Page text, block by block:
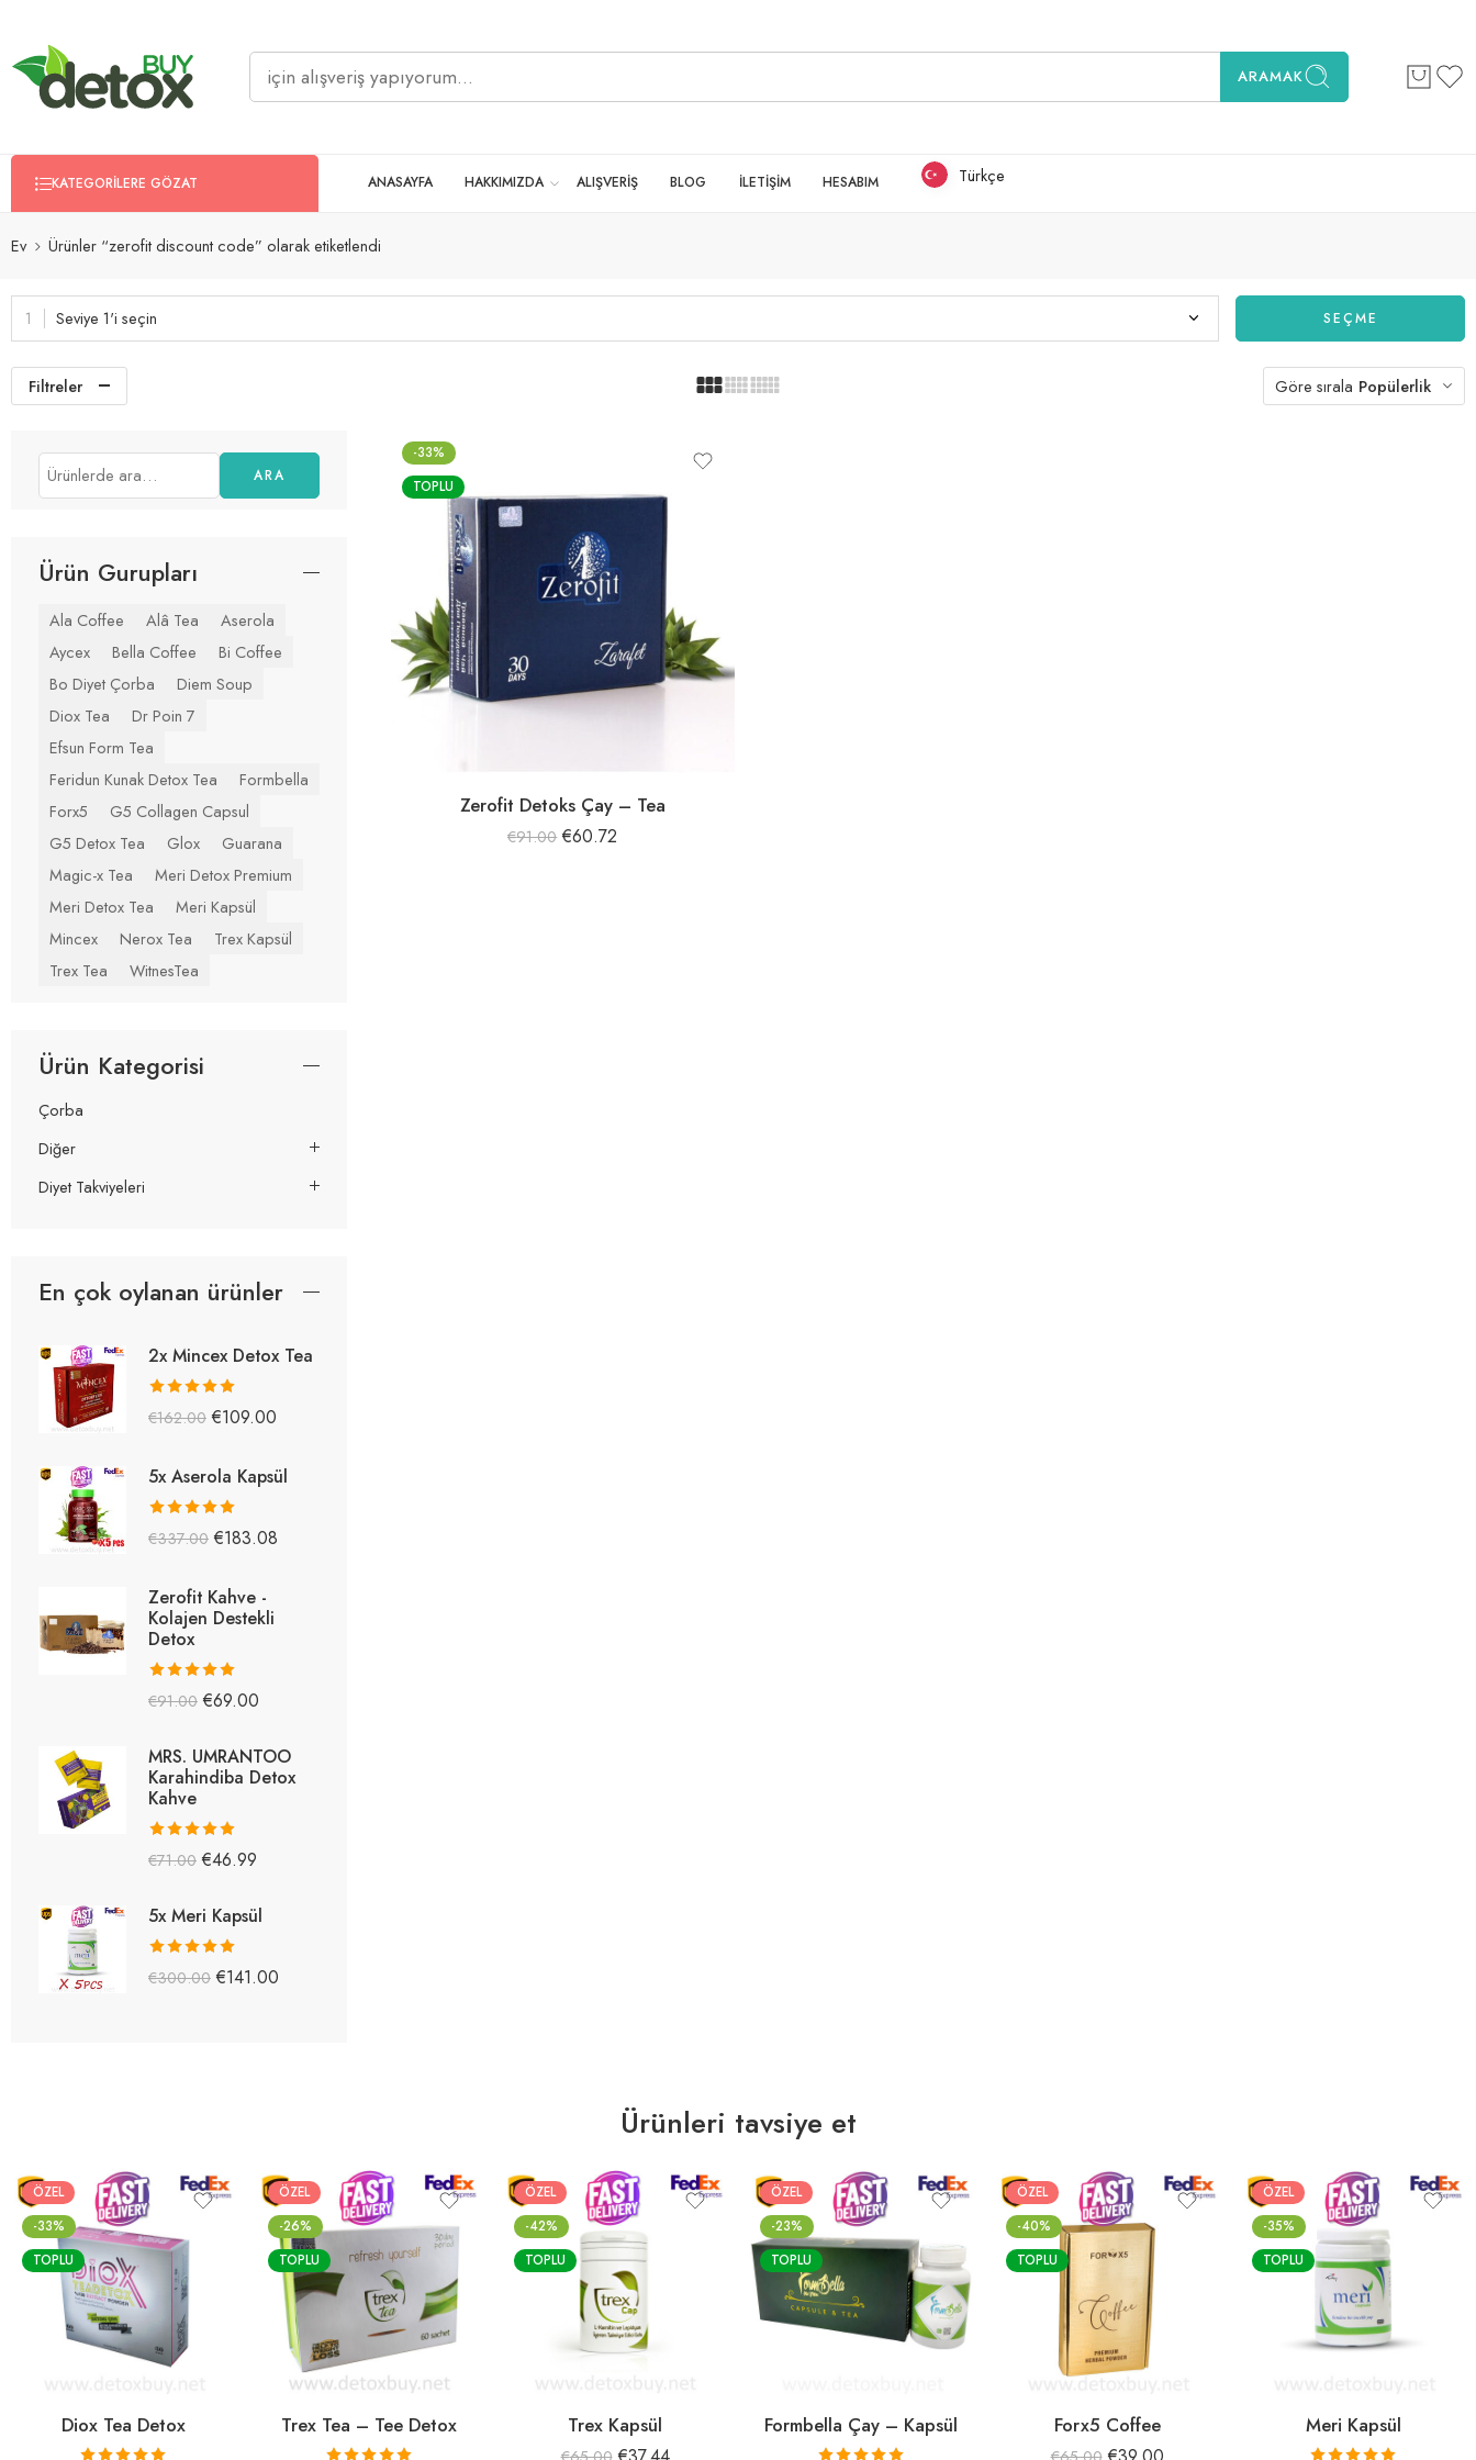
ARAMAK
KATEGORILERE GÖZAT ANASAYFA HAKKIMIZDA ALIŞVERİŞ BLOG İLETİŞİM HESABIM Türkçe
Ev Ürünler “zerofit discount code” olarak etiketlendi
Seviye 1'i seçin SEÇME
Filtreler Göre sırala Popülerlik
-33%
TOPLU
Zerofit Detoks Çay – Tea
€91.00 €60.72
ARA
Ürün Gurupları
Ala Coffee Alâ Tea
Aserola
Aycex
Bella Coffee
Bi Coffee
Bo Diyet Çorba
Diem Soup
Diox Tea
Dr Poin 7
Efsun Form Tea
Feridun Kunak Detox Tea
Formbella
Forx5
G5 Collagen Capsul
G5 Detox Tea
Glox
Guarana
Magic-x Tea
Meri Detox Premium
Meri Detox Tea
Meri Kapsül
Mincex
Nerox Tea
Trex Kapsül
Trex Tea
WitnesTea
Ürün Kategorisi
Çorba
Diğer
Diyet Takviyeleri
En çok oylanan ürünler
2x Mincex Detox Tea
5 üzerinden
€162.00 €109.00
5x Aserola Kapsül
5 üzerinden
€337.00 €183.08
Zerofit Kahve -
Kolajen Destekli
Detox
5 üzerinden
€91.00 €69.00
MRS. UMRANTOO
Karahindiba Detox
Kahve
5 üzerinden
€71.00 €46.99
5x Meri Kapsül
5 üzerinden
€300.00 €141.00
Ürünleri tavsiye et
ÖZEL
-33%
TOPLU
Diox Tea Detox
ÖZEL
-26%
TOPLU
Trex Tea – Tee Detox
ÖZEL
-42%
TOPLU
Trex Kapsül
ÖZEL
-23%
TOPLU
Formbella Çay – Kapsül
ÖZEL
-40%
TOPLU
Forx5 Coffee
ÖZEL
-35%
TOPLU
Meri Kapsül